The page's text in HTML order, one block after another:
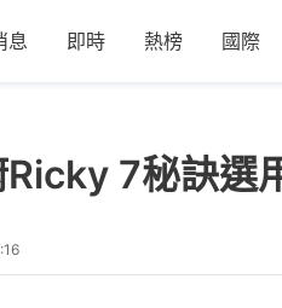
息 即時 熱榜 國際
7秘訣選